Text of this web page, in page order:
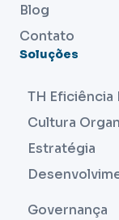
Blog
Contato
Soluções
TH Eficiência
Cultura
Estratégia
Governança